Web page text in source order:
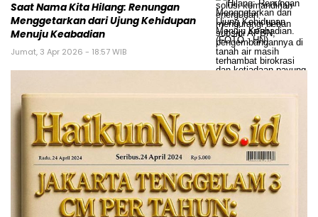
Saat Nama Kita Hilang: Renungan
Menggetarkan dari Ujung Kehidupan
Menuju Keabadian
Jumat, 3 Apr 2026 - 18:57 WIB